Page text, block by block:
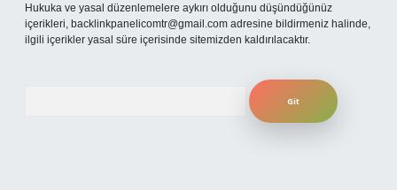
Hukuka ve yasal düzenlemelere aykırı olduğunu düşündüğünüz
içerikleri, backlinkpanelicomtr@gmail.com adresine bildirmeniz halinde,
ilgili içerikler yasal süre içerisinde sitemizden kaldırılacaktır.